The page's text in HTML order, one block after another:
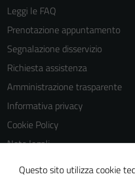
Leggi le FAQ
Prenotazione appuntamento
Segnalazione disservizio
Richiesta assistenza
Amministrazione trasparente
Informativa privacy
Cookie Policy
Note legali
Obiettivi di accessibilità
Questo sito utilizza cookie